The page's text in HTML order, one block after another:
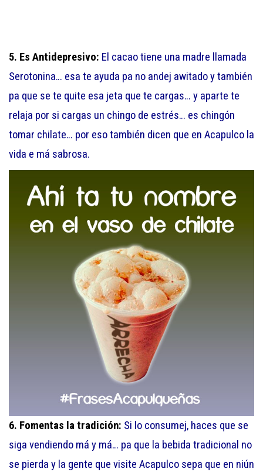
5. Es Antidepresivo: El cacao tiene una madre llamada
Serotonina… esa te ayuda pa no andej awitado y también
pa que se te quite esa jeta que te cargas… y aparte te
relaja por si cargas un chingo de estrés… es chingón
tomar chilate… por eso también dicen que en Acapulco la
vida e má sabrosa.
6. Fomentas la tradición: Si lo consumej, haces que se
siga vendiendo má y má… pa que la bebida tradicional no
se pierda y la gente que visite Acapulco sepa que en niún